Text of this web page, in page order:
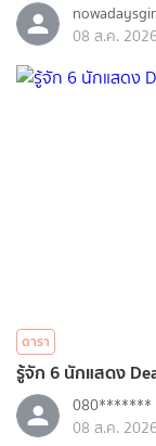
08 ส.ค. 2026
ดารา
รู้จัก 6 นักแสดง
080*******
08 ส.ค. 2026